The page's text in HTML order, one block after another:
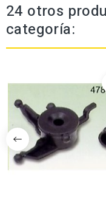
24 otros
categoría: